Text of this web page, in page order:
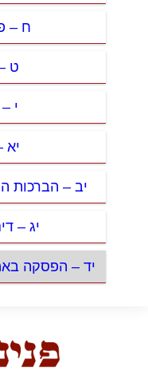
ח –
ט
י
יא
יב – הברכות
יג –
יד – הפסקה